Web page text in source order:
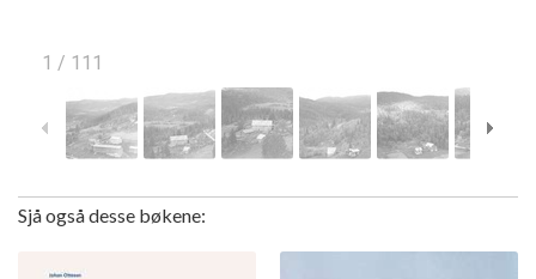
1 / 111
Sjå også desse bøkene: